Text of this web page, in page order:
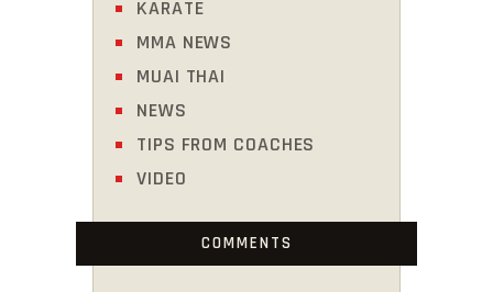
KARATE
MMA NEWS
MUAI THAI
NEWS
TIPS FROM COACHES
VIDEO
COMMENTS